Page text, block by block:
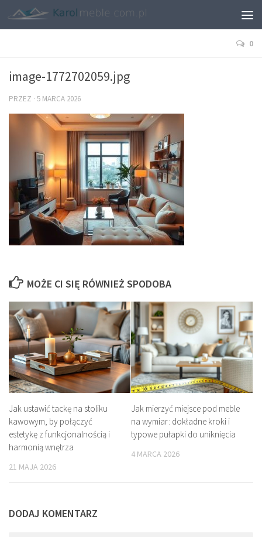
0
image-1772702059.jpg
PRZEZ · 5 MARCA 2026
MOŻE CI SIĘ RÓWNIEŻ SPODOBA
Jak ustawić tackę na stoliku
kawowym, by połączyć
estetykę z funkcjonalnością i
harmonią wnętrza
21 MAJA 2026
Jak mierzyć miejsce pod meble
na wymiar: dokładne kroki i
typowe pułapki do uniknięcia
4 MARCA 2026
DODAJ KOMENTARZ